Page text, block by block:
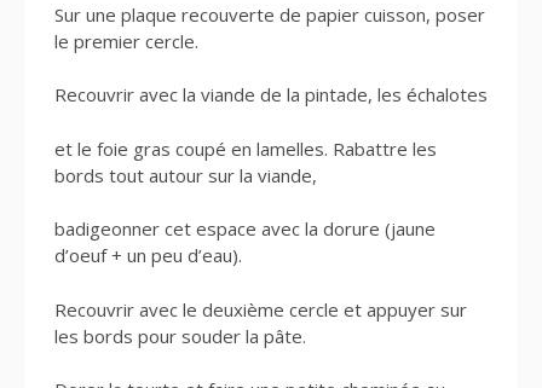
Sur une plaque recouverte de papier cuisson, poser
le premier cercle.
Recouvrir avec la viande de la pintade, les échalotes
et le foie gras coupé en lamelles. Rabattre les
bords tout autour sur la viande,
badigeonner cet espace avec la dorure (jaune
d’oeuf + un peu d’eau).
Recouvrir avec le deuxième cercle et appuyer sur
les bords pour souder la pâte.